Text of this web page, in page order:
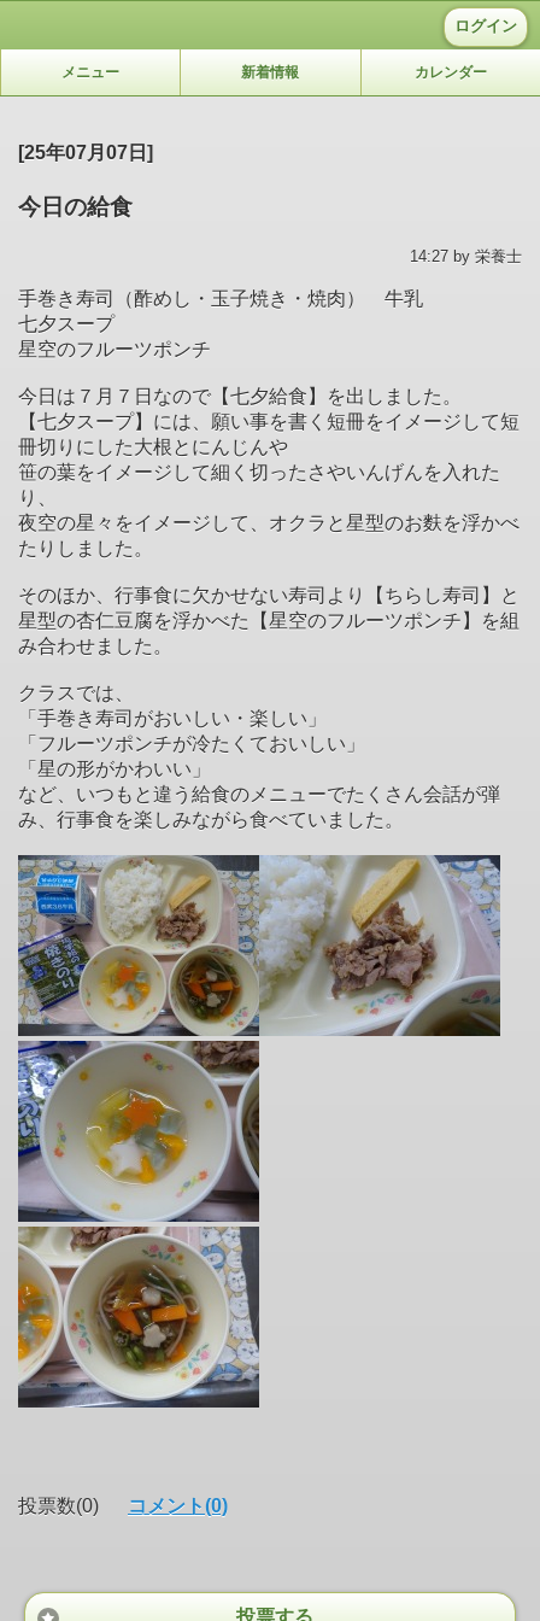
ログイン
メニュー 新着情報 カレンダー
[25年07月07日]
今日の給食
14:27 by 栄養士
手巻き寿司（酢めし・玉子焼き・焼肉） 牛乳
七夕スープ
星空のフルーツポンチ
今日は７月７日なので【七夕給食】を出しました。
【七夕スープ】には、願い事を書く短冊をイメージして短
冊切りにした大根とにんじんや
笹の葉をイメージして細く切ったさやいんげんを入れた
り、
夜空の星々をイメージして、オクラと星型のお麩を浮かべ
たりしました。
そのほか、行事食に欠かせない寿司より【ちらし寿司】と
星型の杏仁豆腐を浮かべた【星空のフルーツポンチ】を組
み合わせました。
クラスでは、
「手巻き寿司がおいしい・楽しい」
「フルーツポンチが冷たくておいしい」
「星の形がかわいい」
など、いつもと違う給食のメニューでたくさん会話が弾
み、行事食を楽しみながら食べていました。
投票数(0) コメント(0)